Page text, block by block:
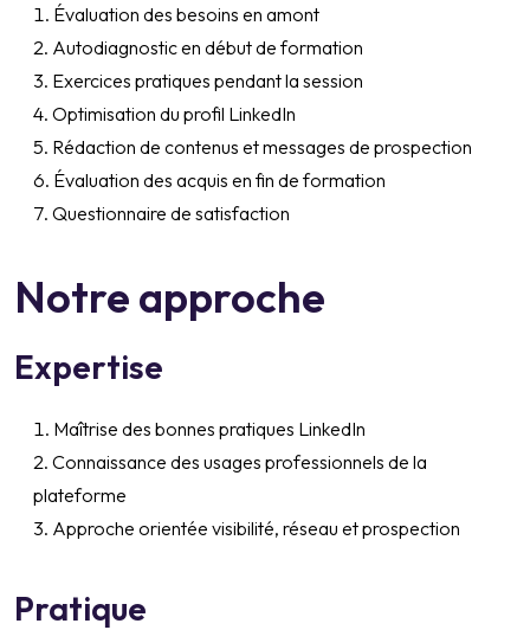
Évaluation des besoins en amont
Autodiagnostic en début de formation
Exercices pratiques pendant la session
Optimisation du profil LinkedIn
Rédaction de contenus et messages de prospection
Évaluation des acquis en fin de formation
Questionnaire de satisfaction
Notre approche
Expertise
Maîtrise des bonnes pratiques LinkedIn
Connaissance des usages professionnels de la
plateforme
Approche orientée visibilité, réseau et prospection
Pratique